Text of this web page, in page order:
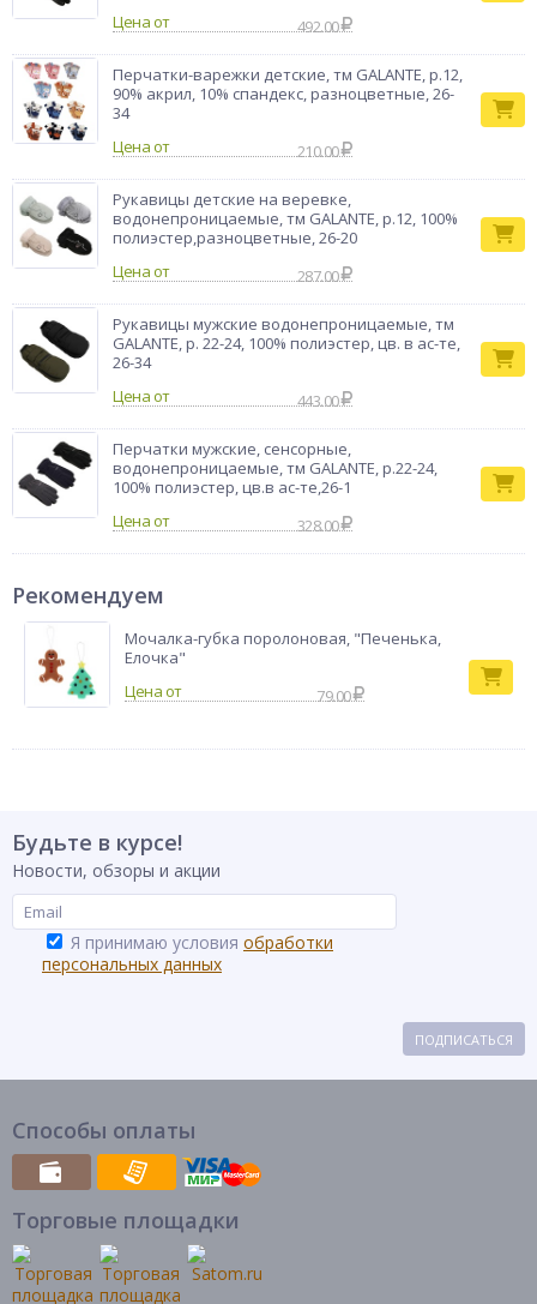
Цена от
492.00
Перчатки-варежки детские, тм GALANTE, р.12,
90% акрил, 10% спандекс, разноцветные, 26-
34
Цена от
210.00
Рукавицы детские на веревке,
водонепроницаемые, тм GALANTE, р.12, 100%
полиэстер,разноцветные, 26-20
Цена от
287.00
Рукавицы мужские водонепроницаемые, тм
GALANTE, р. 22-24, 100% полиэстер, цв. в ас-те,
26-34
Цена от
443.00
Перчатки мужские, сенсорные,
водонепроницаемые, тм GALANTE, р.22-24,
100% полиэстер, цв.в ас-те,26-1
Цена от
328.00
Рекомендуем
Мочалка-губка поролоновая, "Печенька,
Елочка"
79.00
Будьте в курсе!
Новости, обзоры и акции
Я принимаю условия обработки
персональных данных
ПОДПИСАТЬСЯ
Способы оплаты
Торговые площадки